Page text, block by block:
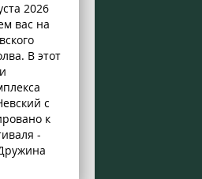
2026
вас на
В этот
с
к
-